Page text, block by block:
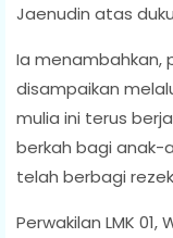
Jaenudin atas
Ia menambahkan,
disampaikan
mulia ini terus
berkah bagi anak-
telah berbagi
Perwakilan LMK